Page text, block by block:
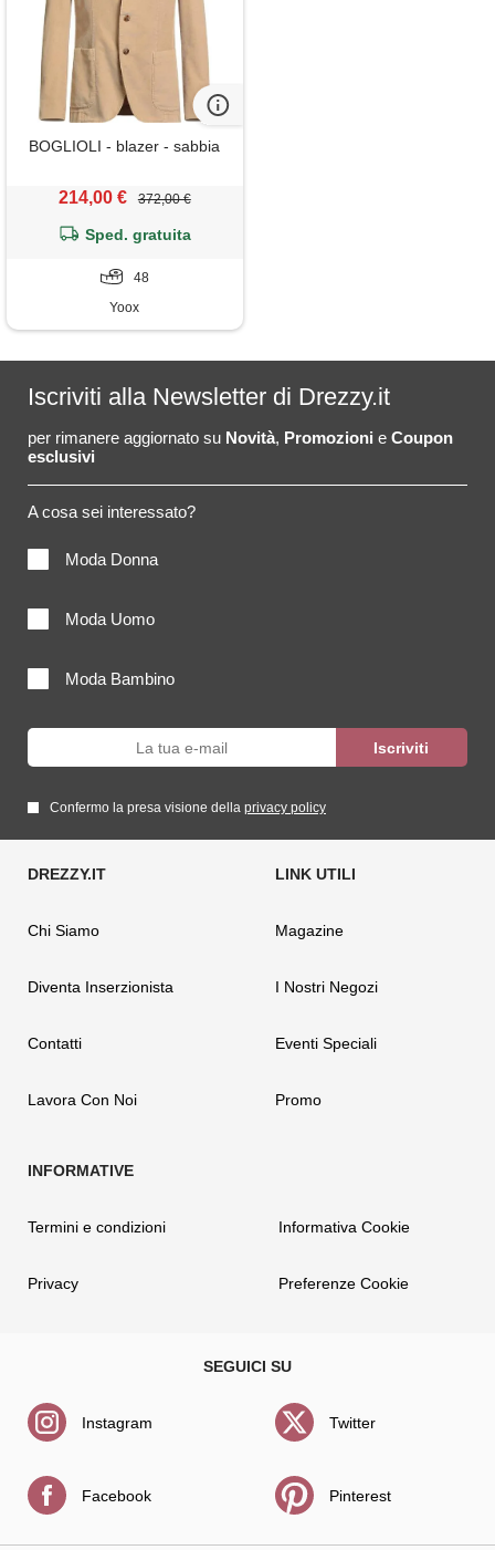
BOGLIOLI - blazer - sabbia
214,00 € 372,00 €
Sped. gratuita
48
Yoox
Iscriviti alla Newsletter di Drezzy.it
per rimanere aggiornato su Novità, Promozioni e Coupon
esclusivi
A cosa sei interessato?
Moda Donna
Moda Uomo
Moda Bambino
Confermo la presa visione della privacy policy
Chi Siamo
Diventa Inserzionista
Contatti
Lavora Con Noi
Magazine
I Nostri Negozi
Eventi Speciali
Promo
Termini e condizioni
Privacy
Informativa Cookie
Preferenze Cookie
Instagram
Facebook
Twitter
Pinterest